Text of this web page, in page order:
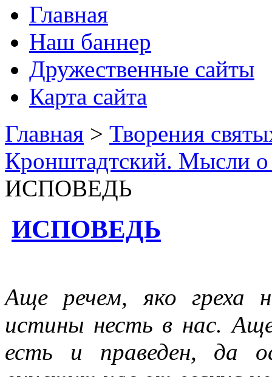
Главная
Наш баннер
Дружественные сайты
Карта сайта
Главная > Творения
Кронштадтский. Мысли
ИСПОВЕДЬ
ИСПОВЕДЬ
Аще речем, яко греха
истины несть в нас.
есть и праведен, да